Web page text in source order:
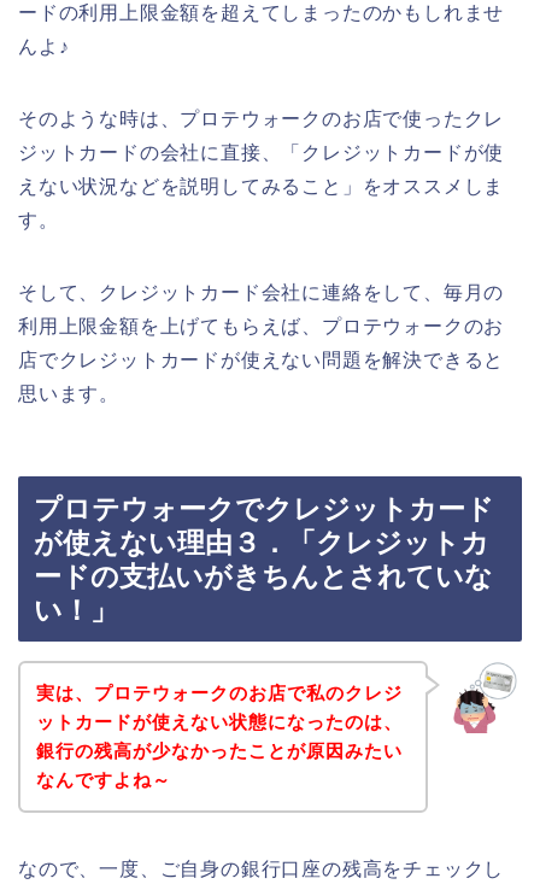
ードの利用上限金額を超えてしまったのかもしれませ
んよ♪
そのような時は、プロテウォークのお店で使ったクレ
ジットカードの会社に直接、「クレジットカードが使
えない状況などを説明してみること」をオススメしま
す。
そして、クレジットカード会社に連絡をして、毎月の
利用上限金額を上げてもらえば、プロテウォークのお
店でクレジットカードが使えない問題を解決できると
思います。
プロテウォークでクレジットカード
が使えない理由３．「クレジットカ
ードの支払いがきちんとされていな
い！」
実は、プロテウォークのお店で私のクレジ
ットカードが使えない状態になったのは、
銀行の残高が少なかったことが原因みたい
なんですよね～
なので、一度、ご自身の銀行口座の残高をチェックし